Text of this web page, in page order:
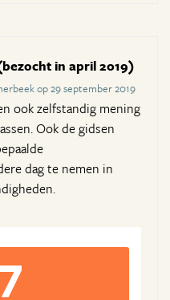
in april 2019)
op 29 september 2019
ook zelfstandig mening
Ook de gidsen
dag te nemen in